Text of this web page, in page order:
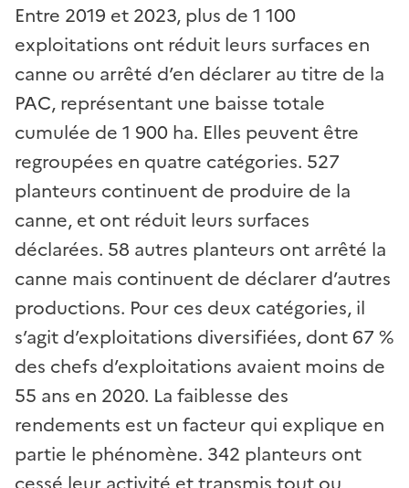
Entre 2019 et 2023, plus de 1 100
exploitations ont réduit leurs surfaces en
canne ou arrêté d’en déclarer au titre de la
PAC, représentant une baisse totale
cumulée de 1 900 ha. Elles peuvent être
regroupées en quatre catégories. 527
planteurs continuent de produire de la
canne, et ont réduit leurs surfaces
déclarées. 58 autres planteurs ont arrêté la
canne mais continuent de déclarer d’autres
productions. Pour ces deux catégories, il
s’agit d’exploitations diversifiées, dont 67 %
des chefs d’exploitations avaient moins de
55 ans en 2020. La faiblesse des
rendements est un facteur qui explique en
partie le phénomène. 342 planteurs ont